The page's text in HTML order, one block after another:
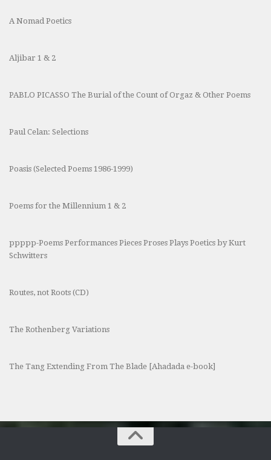
A Nomad Poetics
Aljibar 1 & 2
PABLO PICASSO The Burial of the Count of Orgaz & Other Poems
Paul Celan: Selections
Poasis (Selected Poems 1986-1999)
Poems for the Millennium 1 & 2
ppppp-Poems Performances Pieces Proses Plays Poetics by Kurt
Schwitters
Routes, not Roots (CD)
The Rothenberg Variations
The Tang Extending From The Blade [Ahadada e-book]